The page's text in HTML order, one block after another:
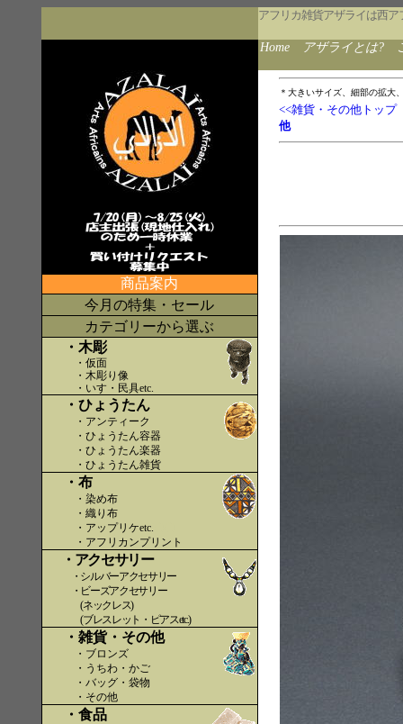
アフリカ雑貨アザライは西
Home アザライとは?
商品案内
今月の特集・セール
カテゴリーから選ぶ
・木彫
・仮面
・木彫り像
・いす・民具etc.
・ひょうたん
・アンティーク
・ひょうたん容器
・ひょうたん楽器
・ひょうたん雑貨
・布
・染め布
・織り布
・アップリケetc.
・アフリカンプリント
・アクセサリー
・シルバーアクセサリー
・ビーズアクセサリー
(ネックレス)
(ブレスレット・ピアスetc.)
・雑貨・その他
・ブロンズ
・うちわ・かご
・バッグ・袋物
・その他
・食品
＊大きいサイズ、細部の拡大
<<雑貨・その他トップ
他